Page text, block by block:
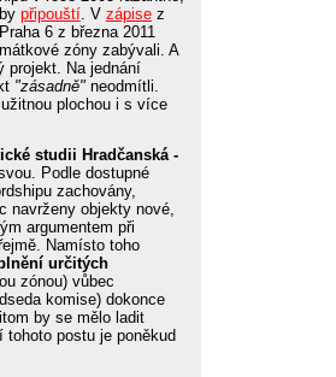
připouští. V zápisez
6 z března 2011
zóny zabývali. A
projekt. Na jednání
"zásadně"neodmítli.
plochou i s více
studii Hradčanská -
Podle dostupné
zachovány,
navrženy objekty nové,
argumentem při
Namísto toho
určitých
zónou) vůbec
komise) dokonce
by se mělo ladit
postu je poněkud